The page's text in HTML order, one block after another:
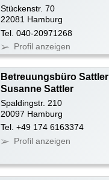
Stückenstr. 70
22081 Hamburg
Tel. 040-20971268
Profil anzeigen
Betreuungsbüro Sattler
Susanne Sattler
Spaldingstr. 210
20097 Hamburg
Tel. +49 174 6163374
Profil anzeigen